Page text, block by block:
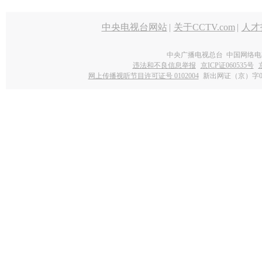
中央电视台网站 | 关于CCTV.com | 人
中央广播电视总台 中国网络
违法和不良信息举报
京ICP证060535号
网上传播视听节目许可证号 0102004 新出网证（京）